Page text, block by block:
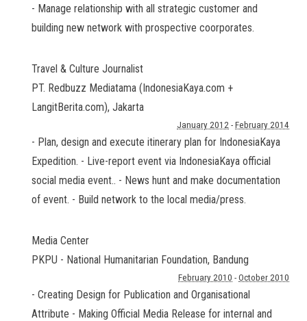
- Manage relationship with all strategic customer and
building new network with prospective coorporates.
Travel & Culture Journalist
PT. Redbuzz Mediatama (IndonesiaKaya.com +
LangitBerita.com), Jakarta
January 2012 - February 2014
- Plan, design and execute itinerary plan for IndonesiaKaya
Expedition. - Live-report event via IndonesiaKaya official
social media event.. - News hunt and make documentation
of event. - Build network to the local media/press.
Media Center
PKPU - National Humanitarian Foundation, Bandung
February 2010 - October 2010
- Creating Design for Publication and Organisational
Attribute - Making Official Media Release for internal and